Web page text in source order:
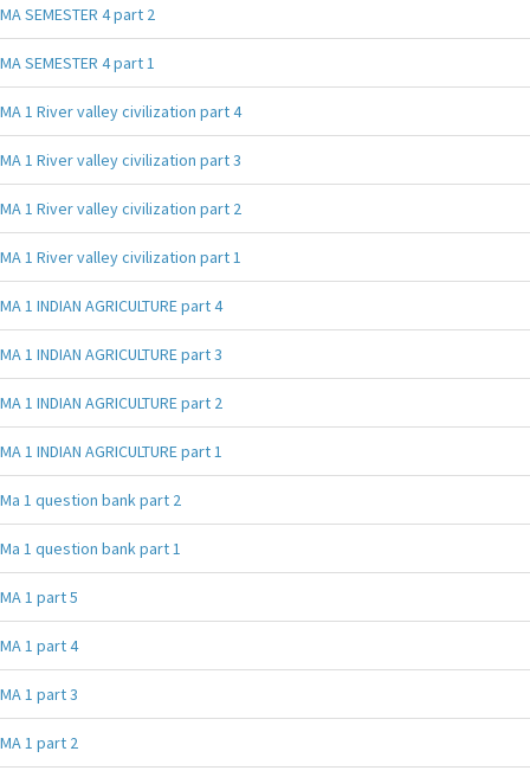
MA SEMESTER 4 part 2
MA SEMESTER 4 part 1
MA 1 River valley civilization part 4
MA 1 River valley civilization part 3
MA 1 River valley civilization part 2
MA 1 River valley civilization part 1
MA 1 INDIAN AGRICULTURE part 4
MA 1 INDIAN AGRICULTURE part 3
MA 1 INDIAN AGRICULTURE part 2
MA 1 INDIAN AGRICULTURE part 1
Ma 1 question bank part 2
Ma 1 question bank part 1
MA 1 part 5
MA 1 part 4
MA 1 part 3
MA 1 part 2